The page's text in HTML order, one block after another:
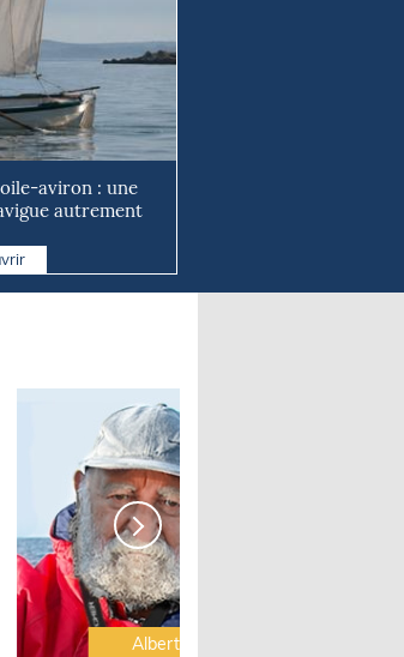
aviron : une
autrement
Albert Brel